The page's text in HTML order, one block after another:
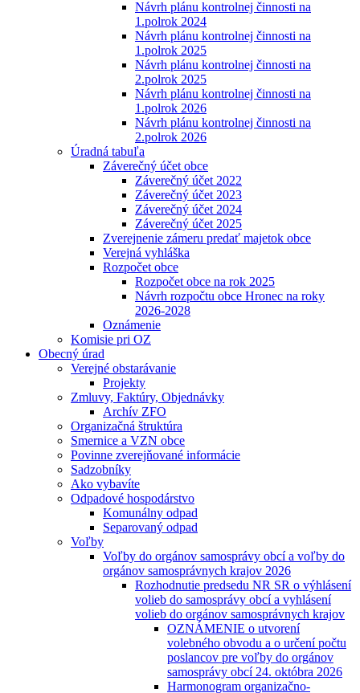
Návrh plánu kontrolnej činnosti na
1.polrok 2024
Návrh plánu kontrolnej činnosti na
1.polrok 2025
Návrh plánu kontrolnej činnosti na
2.polrok 2025
Návrh plánu kontrolnej činnosti na
1.polrok 2026
Návrh plánu kontrolnej činnosti na
2.polrok 2026
Úradná tabuľa
Záverečný účet obce
Záverečný účet 2022
Záverečný účet 2023
Záverečný účet 2024
Záverečný účet 2025
Zverejnenie zámeru predať majetok obce
Verejná vyhláška
Rozpočet obce
Rozpočet obce na rok 2025
Návrh rozpočtu obce Hronec na roky
2026-2028
Oznámenie
Komisie pri OZ
Obecný úrad
Verejné obstarávanie
Projekty
Zmluvy, Faktúry, Objednávky
Archív ZFO
Organizačná štruktúra
Smernice a VZN obce
Povinne zverejňované informácie
Sadzobníky
Ako vybavíte
Odpadové hospodárstvo
Komunálny odpad
Separovaný odpad
Voľby
Voľby do orgánov samosprávy obcí a voľby do
orgánov samosprávnych krajov 2026
Rozhodnutie predsedu NR SR o výhlásení
volieb do samosprávy obcí a vyhlásení
volieb do orgánov samosprávnych krajov
OZNÁMENIE o utvorení
volebného obvodu a o určení počtu
poslancov pre voľby do orgánov
samosprávy obcí 24. októbra 2026
Harmonogram organizačno-